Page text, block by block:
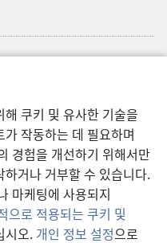
쿠키 및 유사한 기술을
작동하는 데 필요하며
경험을 개선하기 위해서만
거나 거부할 수 있습니다.
마케팅에 사용되지
으로 적용되는 쿠키 및
시오. 개인 정보 설정으로